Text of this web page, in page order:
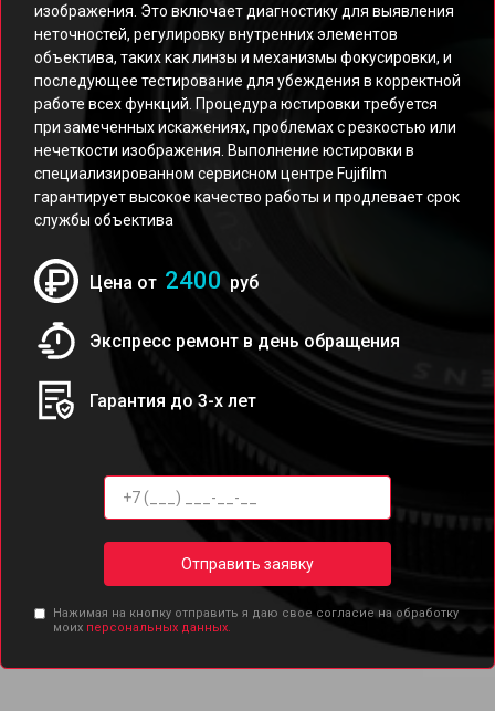
изображения. Это включает диагностику для выявления
неточностей, регулировку внутренних элементов
объектива, таких как линзы и механизмы фокусировки, и
последующее тестирование для убеждения в корректной
работе всех функций. Процедура юстировки требуется
при замеченных искажениях, проблемах с резкостью или
нечеткости изображения. Выполнение юстировки в
специализированном сервисном центре Fujifilm
гарантирует высокое качество работы и продлевает срок
службы объектива
Цена от 2400 руб
Экспресс ремонт в день обращения
Гарантия до 3-х лет
Отправить заявку
Нажимая на кнопку отправить я даю свое согласие на обработку
моих персональных данных.